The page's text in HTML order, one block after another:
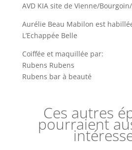
AVD KIA site de Vienne/
Aurélie Beau Mabilon est
L’Echappée Belle
Coiffée et maquillée par:
Rubens Rubens
Rubens bar à beauté
Ces autres
pourraient